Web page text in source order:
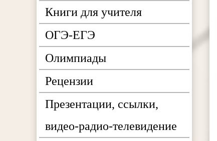
Книги для учителя
ОГЭ-ЕГЭ
Олимпиады
Рецензии
Презентации, ссылки,
видео-радио-телевидение